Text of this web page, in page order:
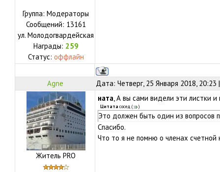
Группа: Модераторы
Сообщений: 13161
ул. Молодогвардейская
Награды: 259
Статус: оффлайн
Agne Дата: Четверг, 25 Января 2018,
Житель PRO
ната, А вы сами видели эти листки
Цитата сосед ( )
Это должен быть один из вопросов
Спасибо.
Что то я не помню о членах счетной